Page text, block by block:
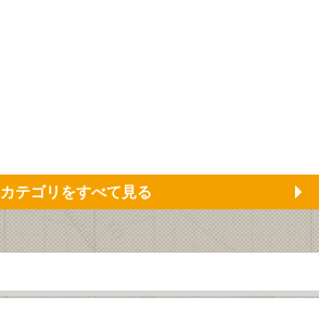
カテゴリをすべて見る